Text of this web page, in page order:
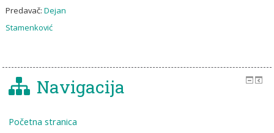
Predavač:Dejan
Stamenković
Navigacija
Početna stranica